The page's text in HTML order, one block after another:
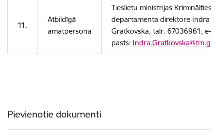
11.
Atbildīgā
amatpersona
Tieslietu ministrijas
departamenta direktore Indra
Gratkovska, tālr. 67036961, e-
pasts:
Pievienotie dokumenti